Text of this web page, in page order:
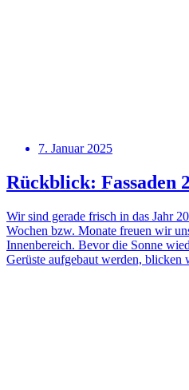
7. Januar 2025
Rückblick: Fassaden
Wir sind gerade frisch in das Jahr
Wochen bzw. Monate freuen wir
Innenbereich. Bevor die Sonne
Gerüste aufgebaut werden,